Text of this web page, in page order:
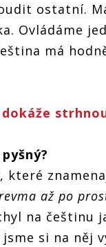
ostatní.
Ovládáme
má
až po
na češtinu
si na něj